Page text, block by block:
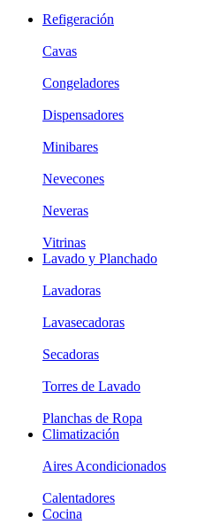
Refigeración
Cavas
Congeladores
Dispensadores
Minibares
Nevecones
Neveras
Vitrinas
Lavado y Planchado
Lavadoras
Lavasecadoras
Secadoras
Torres de Lavado
Planchas de Ropa
Climatización
Aires Acondicionados
Calentadores
Cocina